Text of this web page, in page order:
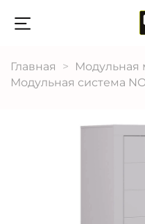
Главная Модульная
Модульная система